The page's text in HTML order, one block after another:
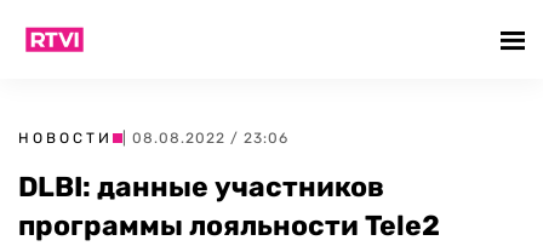
НОВОСТИ | 08.08.2022 / 23:06
DLBI: данные участников
программы лояльности Tele2